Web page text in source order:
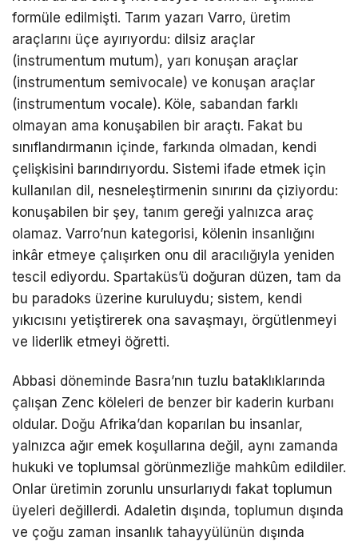
formüle edilmişti. Tarım yazarı Varro, üretim
araçlarını üçe ayırıyordu: dilsiz araçlar
(instrumentum mutum), yarı konuşan araçlar
(instrumentum semivocale) ve konuşan araçlar
(instrumentum vocale). Köle, sabandan farklı
olmayan ama konuşabilen bir araçtı. Fakat bu
sınıflandırmanın içinde, farkında olmadan, kendi
çelişkisini barındırıyordu. Sistemi ifade etmek için
kullanılan dil, nesneleştirmenin sınırını da çiziyordu:
konuşabilen bir şey, tanım gereği yalnızca araç
olamaz. Varro’nun kategorisi, kölenin insanlığını
inkâr etmeye çalışırken onu dil aracılığıyla yeniden
tescil ediyordu. Spartaküs’ü doğuran düzen, tam da
bu paradoks üzerine kuruluydu; sistem, kendi
yıkıcısını yetiştirerek ona savaşmayı, örgütlenmeyi
ve liderlik etmeyi öğretti.
Abbasi döneminde Basra’nın tuzlu bataklıklarında
çalışan Zenc köleleri de benzer bir kaderin kurbanı
oldular. Doğu Afrika’dan koparılan bu insanlar,
yalnızca ağır emek koşullarına değil, aynı zamanda
hukuki ve toplumsal görünmezliğe mahkûm edildiler.
Onlar üretimin zorunlu unsurlarıydı fakat toplumun
üyeleri değillerdi. Adaletin dışında, toplumun dışında
ve çoğu zaman insanlık tahayyülünün dışında